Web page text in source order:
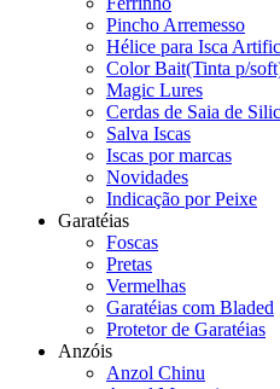
Pincho Arremesso
Hélice para Isca
Color Bait(Tinta p/
Magic Lures
Cerdas de Saia de
Salva Iscas
Iscas por marcas
Novidades
Indicação por Peixe
Garatéias
Foscas
Pretas
Vermelhas
Garatéias com Bladed
Protetor de Garatéias
Anzóis
Anzol Chinu